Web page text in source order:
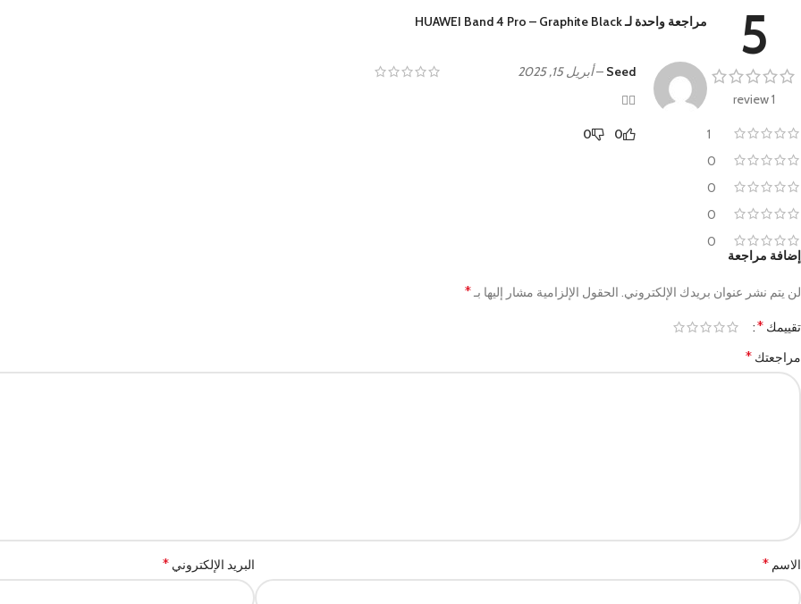
5
1 review
1
0
0
0
0
مراجعة واحدة لـHUAWEI Band 4 Pro – Graphite Black
Seed
–أبريل 15, 2025
👍🏻
0
0
إضافة مراجعة
لن يتم نشر عنوان بريدك الإلكتروني. الحقول الإلزامية مشار إليها بـ*
تقييمك *
مراجعتك *
الاسم * البريد الإلكتروني *